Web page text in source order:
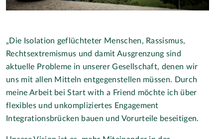
„Die Isolation geflüchteter Menschen, Rassismus,
Rechtsextremismus und damit Ausgrenzung sind
aktuelle Probleme in unserer Gesellschaft, denen wir
uns mit allen Mitteln entgegenstellen müssen. Durch
meine Arbeit bei Start with a Friend möchte ich über
flexibles und unkompliziertes Engagement
Integrationsbrücken bauen und Vorurteile beseitigen.